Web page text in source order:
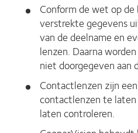
Conform de wet op
verstrekte gegevens
van de deelname en
lenzen. Daarna
niet doorgegeven aan
Contactlenzen zijn
contactlenzen te
laten controleren.